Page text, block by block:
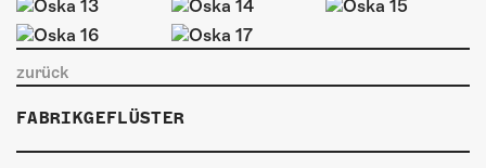
KONTAKT
ÜBER UNS
GÖNNEREI
zurück
FABRIKGEFLÜSTER